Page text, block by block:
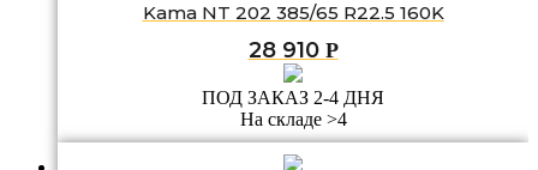
Kama NT 202 385/65 R22.5 160K
28 910 Р
ПОД ЗАКАЗ 2-4 ДНЯ
На складе >4